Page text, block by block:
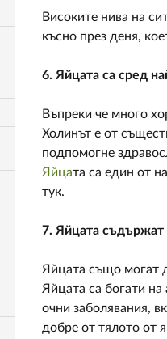
Високите нива на
късно през деня,
6. Яйцата са сред
Въпреки че много
Холинът е от
подпомогне
Яйцата са един от
тук.
7. Яйцата съдържат
Яйцата също могат
Яйцата са богати на
очни заболявания,
добре от тялото от